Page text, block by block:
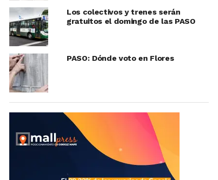
Los colectivos y trenes serán
gratuitos el domingo de las PASO
PASO: Dónde voto en Flores